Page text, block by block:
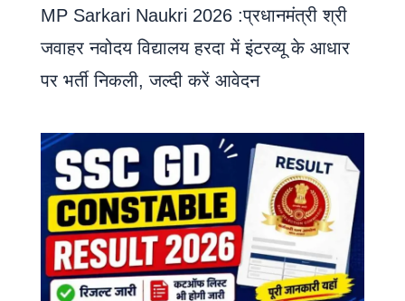
MP Sarkari Naukri 2026 :प्रधानमंत्री श्री
जवाहर नवोदय विद्यालय हरदा में इंटरव्यू के आधार
पर भर्ती निकली, जल्दी करें आवेदन